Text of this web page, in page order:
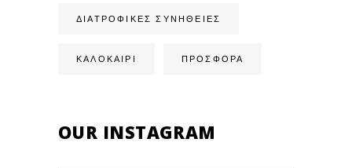
ΔΙΑΤΡΟΦΙΚΈΣ ΣΥΝΉΘΕΙΕΣ
ΚΑΛΟΚΑΙΡΙ ΠΡΟΣΦΟΡΑ
OUR INSTAGRAM